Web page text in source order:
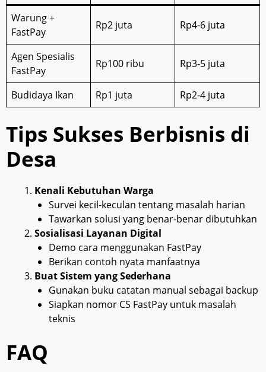
Warung +
FastPay
Rp2 juta Rp4-6 juta
Agen Spesialis
FastPay
Rp100 ribu Rp3-5 juta
Budidaya Ikan Rp1 juta Rp2-4 juta
Tips Sukses Berbisnis di
Desa
Kenali Kebutuhan Warga
Survei kecil-keculan tentang masalah harian
Tawarkan solusi yang benar-benar dibutuhkan
Sosialisasi Layanan Digital
Demo cara menggunakan FastPay
Berikan contoh nyata manfaatnya
Buat Sistem yang Sederhana
Gunakan buku catatan manual sebagai backup
Siapkan nomor CS FastPay untuk masalah
teknis
FAQ